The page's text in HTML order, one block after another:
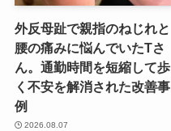
外反母趾で親指のねじれと
腰の痛みに悩んでいたTさ
ん。通勤時間を短縮して歩
く不安を解消された改善事
例
2026.08.07